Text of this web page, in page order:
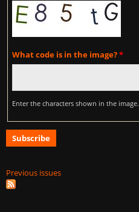
What code is in the image?*
Enter the characters shown in the image.
Previous issues